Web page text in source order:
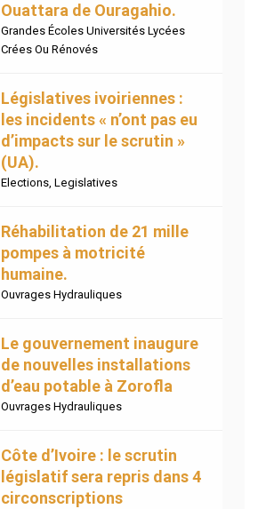
Ouattara de Ouragahio.
Grandes Écoles Universités Lycées
Crées Ou Rénovés
Législatives ivoiriennes :
les incidents « n’ont pas eu
d’impacts sur le scrutin »
(UA).
Elections, Legislatives
Réhabilitation de 21 mille
pompes à motricité
humaine.
Ouvrages Hydrauliques
Le gouvernement inaugure
de nouvelles installations
d’eau potable à Zorofla
Ouvrages Hydrauliques
Côte d’Ivoire : le scrutin
législatif sera repris dans 4
circonscriptions